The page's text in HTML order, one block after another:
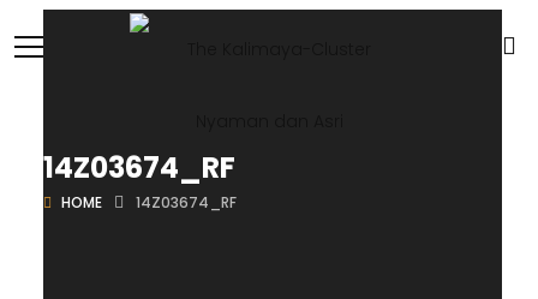
14Z03674_RF
HOME 14Z03674_RF